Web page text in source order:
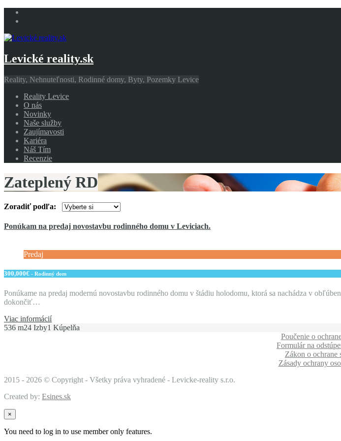
Levické reality.sk
Reality, Nehnuteľnosti, Rodinné domy, Byty, Pozemky Levice
Reality Levice
O nás
Novinky
Naše služby
Zaujímavosti
Kariéra
Náš Tím
Recenzie
Zateplený RD
Zoradiť podľa:
Ponúkam na predaj novostavbu rodinného domu v Leviciach.
Predaj
300,000€ - Rodinný dom
Ponúkame na predaj modernú novostavbu rodinného domu v štádiu holodomu, ktorá sa nachádza v
dokončiť…
Viac informácií
536 m24 Izby1 Kúpelňa
Poučenie o
Formulár na
Zákon o ochrane
Zásady ochrany
2015 - 2026 © Copyright - Všetky práva vyhradené - Levicke-reality s.r.o.
Created by: Esines.sk
×
You need to log in to use member only features.